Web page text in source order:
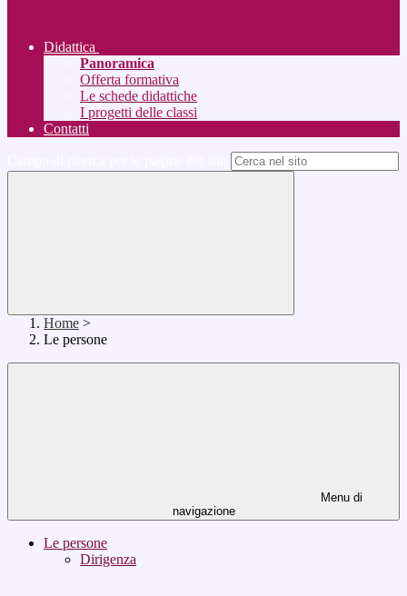
Didattica
Panoramica
Offerta formativa
Le schede didattiche
I progetti delle classi
Contatti
Home >
Le persone
Menu di
navigazione
Le persone
Dirigenza